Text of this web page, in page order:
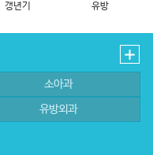
갱년기 유방
소아과
유방외과